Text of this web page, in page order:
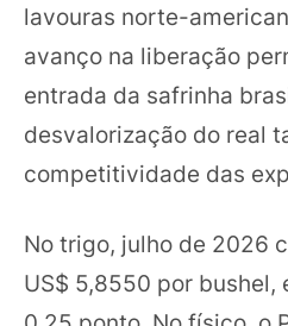
lavouras norte-
avanço na liberação
entrada da safrinha
desvalorização do real
competitividade das
No trigo, julho de 2026
US$ 5,8550 por bushel,